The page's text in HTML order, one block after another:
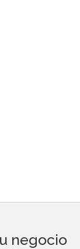
negocio